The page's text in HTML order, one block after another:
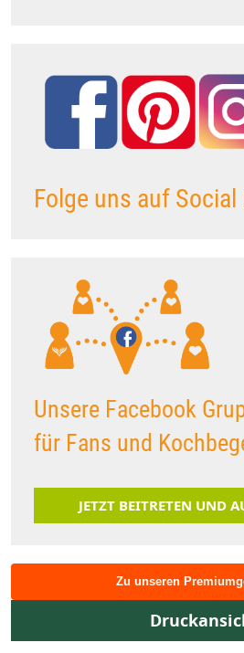
Folge uns auf Social
Unsere Facebook
für Fans und
JETZT BEITRETEN UND
Zu unseren